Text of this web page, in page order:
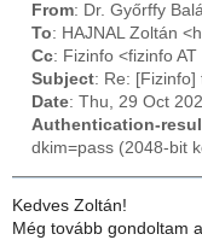
From: Dr. Győrffy
To: HAJNAL Zoltán
Cc: Fizinfo <fizinfo
Subject: Re: [Fizinfo]
Date: Thu, 29 Oct
Authentication-
dkim=pass (2048-bit
Kedves Zoltán!
Még tovább gondoltam